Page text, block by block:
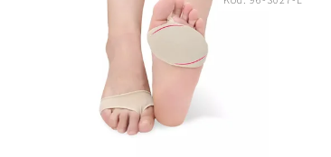
Nejprodávanější